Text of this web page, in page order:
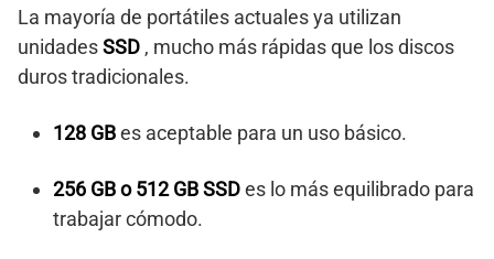
La mayoría de portátiles actuales ya utilizan
unidadesSSD , mucho más rápidas que los discos
duros tradicionales.
128 GBes aceptable para un uso básico.
256 GB o 512 GB SSDes lo más equilibrado para
trabajar cómodo.